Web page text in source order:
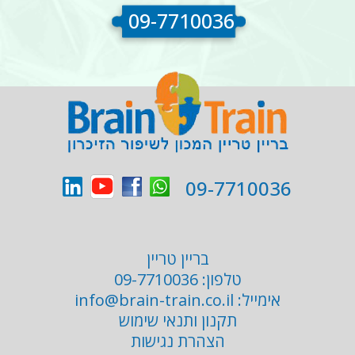
09-7710036
בריין טריין
טלפון:09-7710036
אימייל: info@brain-train.co.il
תקנון ותנאי שימוש
הצהרת נגישות
09-7710036